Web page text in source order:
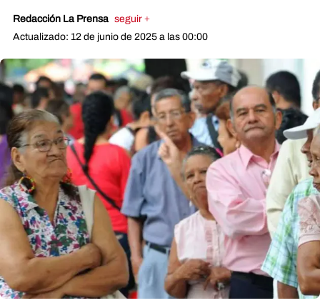
Redacción La Prensa seguir +
Actualizado: 12 de junio de 2025 a las 00:00